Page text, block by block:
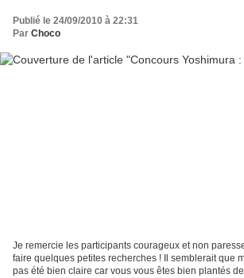
Publié le 24/09/2010 à 22:31
Par Choco
Je remercie les participants courageux et non
faire quelques petites recherches ! Il semblerait que
pas été bien claire car vous vous êtes bien plantés